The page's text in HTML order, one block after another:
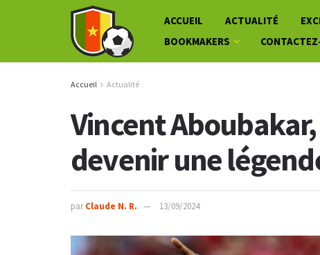
ACCUEIL ACTUALITÉ
BOOKMAKERS
Accueil Actualité
Vincent
devenir une
par Claude N. R. 13/09/2024